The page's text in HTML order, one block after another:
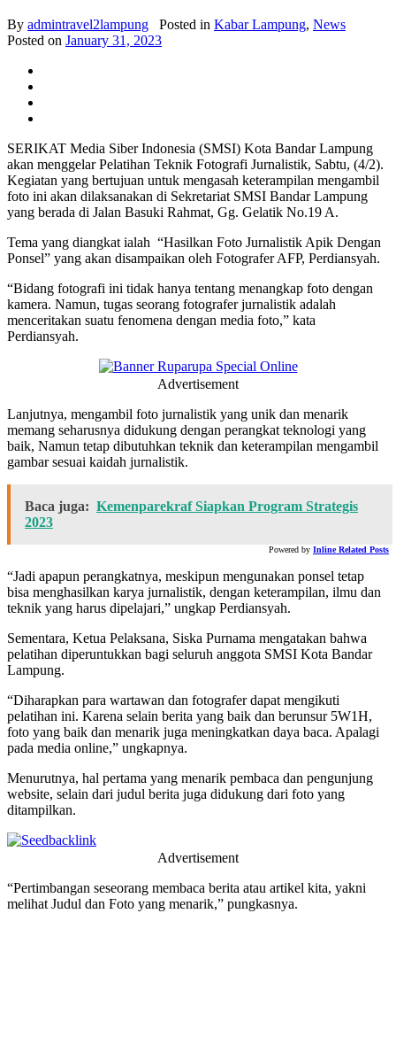
By admintravel2lampung Posted in Kabar Lampung, News
Posted on January 31, 2023
SERIKAT Media Siber Indonesia (SMSI) Kota Bandar Lampung
akan menggelar Pelatihan Teknik Fotografi Jurnalistik, Sabtu, (4/2).
Kegiatan yang bertujuan untuk mengasah keterampilan mengambil
foto ini akan dilaksanakan di Sekretariat SMSI Bandar Lampung
yang berada di Jalan Basuki Rahmat, Gg. Gelatik No.19 A.
Tema yang diangkat ialah “Hasilkan Foto Jurnalistik Apik Dengan
Ponsel” yang akan disampaikan oleh Fotografer AFP, Perdiansyah.
“Bidang fotografi ini tidak hanya tentang menangkap foto dengan
kamera. Namun, tugas seorang fotografer jurnalistik adalah
menceritakan suatu fenomena dengan media foto,” kata
Perdiansyah.
Advertisement
Lanjutnya, mengambil foto jurnalistik yang unik dan menarik
memang seharusnya didukung dengan perangkat teknologi yang
baik, Namun tetap dibutuhkan teknik dan keterampilan mengambil
gambar sesuai kaidah jurnalistik.
Baca juga: Kemenparekraf Siapkan Program Strategis
2023
Powered by Inline Related Posts
“Jadi apapun perangkatnya, meskipun mengunakan ponsel tetap
bisa menghasilkan karya jurnalistik, dengan keterampilan, ilmu dan
teknik yang harus dipelajari,” ungkap Perdiansyah.
Sementara, Ketua Pelaksana, Siska Purnama mengatakan bahwa
pelatihan diperuntukkan bagi seluruh anggota SMSI Kota Bandar
Lampung.
“Diharapkan para wartawan dan fotografer dapat mengikuti
pelatihan ini. Karena selain berita yang baik dan berunsur 5W1H,
foto yang baik dan menarik juga meningkatkan daya baca. Apalagi
pada media online,” ungkapnya.
Menurutnya, hal pertama yang menarik pembaca dan pengunjung
website, selain dari judul berita juga didukung dari foto yang
ditampilkan.
Advertisement
“Pertimbangan seseorang membaca berita atau artikel kita, yakni
melihat Judul dan Foto yang menarik,” pungkasnya.